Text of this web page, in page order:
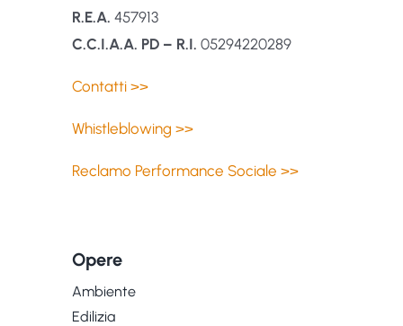
R.E.A. 457913
C.C.I.A.A. PD – R.I. 05294220289
Contatti >>
Whistleblowing >>
Reclamo Performance Sociale >>
Opere
Ambiente
Edilizia